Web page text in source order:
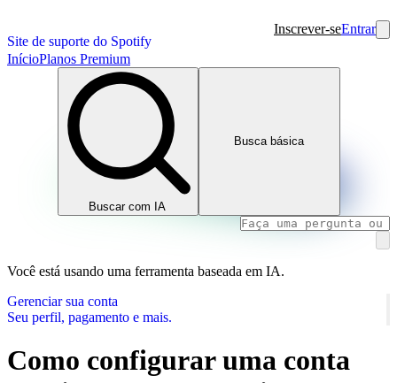
Site de suporte do Spotify
Inscrever-seEntrar
InícioPlanos Premium
Buscar com IA
Busca básica
Você está usando uma ferramenta baseada em IA.
Gerenciar sua conta
Seu perfil, pagamento e mais.
Como configurar uma conta